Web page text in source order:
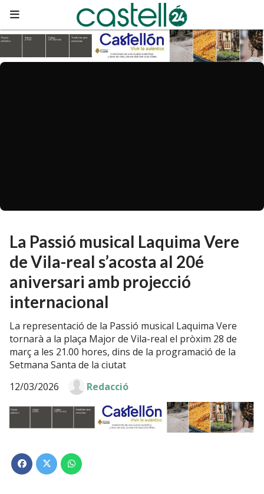
La Passió musical Laquima Vere
de Vila-real s’acosta al 20é
aniversari amb projecció
internacional
La representació de la Passió musical Laquima Vere
tornarà a la plaça Major de Vila-real el pròxim 28 de
març a les 21.00 hores, dins de la programació de la
Setmana Santa de la ciutat
12/03/2026
Redacció